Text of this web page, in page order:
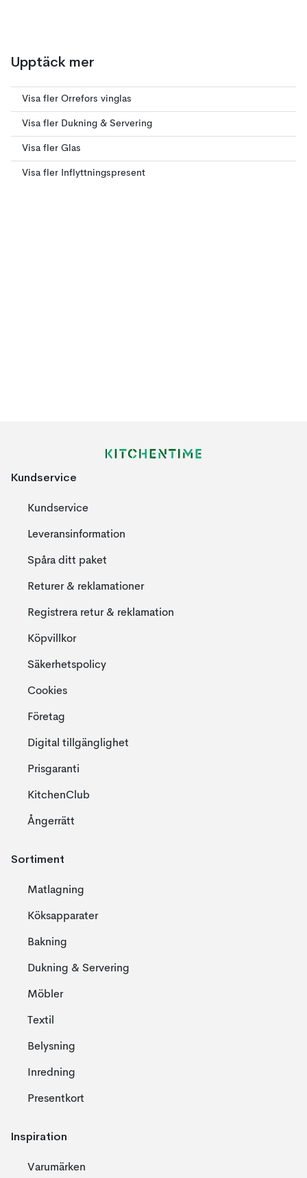
Upptäck mer
Visa fler Orrefors vinglas
Visa fler Dukning & Servering
Visa fler Glas
Visa fler Inflyttningspresent
Kundservice
Kundservice
Leveransinformation
Spåra ditt paket
Returer & reklamationer
Registrera retur & reklamation
Köpvillkor
Säkerhetspolicy
Cookies
Företag
Digital tillgänglighet
Prisgaranti
KitchenClub
Ångerrätt
Sortiment
Matlagning
Köksapparater
Bakning
Dukning & Servering
Möbler
Textil
Belysning
Inredning
Presentkort
Inspiration
Varumärken